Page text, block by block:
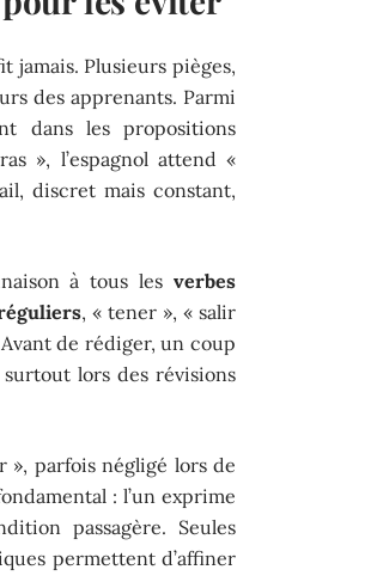
jamais. Plusieurs pièges,
des apprenants. Parmi
dans les propositions
», l’espagnol attend «
discret mais constant,
à tous les verbes
, « tener », « salir
de rédiger, un coup
surtout lors des révisions
», parfois négligé lors de
: l’un exprime
passagère. Seules
permettent d’affiner